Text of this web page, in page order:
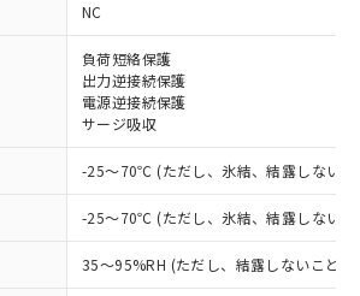
NC
負荷短絡保護
出力逆接続保護
電源逆接続保護
サージ吸収
-25～70℃ (ただし、氷結、結露しないこ
-25～70℃ (ただし、氷結、結露しないこ
35～95%RH (ただし、結露しないこと)
件
い。
：EU RoHS指令（10物質）の
応した製品が提供可能な商品で
製品に切り替える予定のある
し：EU RoHS指令（10物質）の
応の商品で、対応品を出す予